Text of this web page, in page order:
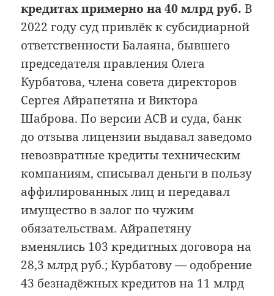
кредитах примерно на 40 млрд руб. В
2022 году суд привлёк к субсидиарной
ответственности Балаяна, бывшего
председателя правления Олега
Курбатова, члена совета директоров
Сергея Айрапетяна и Виктора
Шаброва. По версии АСВ и суда, банк
до отзыва лицензии выдавал заведомо
невозвратные кредиты техническим
компаниям, списывал деньги в пользу
аффилированных лиц и передавал
имущество в залог по чужим
обязательствам. Айрапетяну
вменялись 103 кредитных договора на
28,3 млрд руб.; Курбатову — одобрение
43 безнадёжных кредитов на 11 млрд